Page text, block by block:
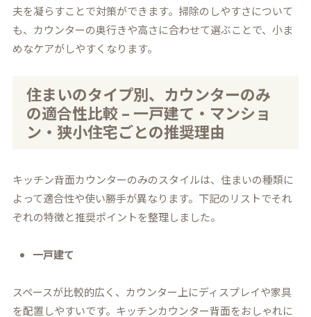
夫を凝らすことで対策ができます。掃除のしやすさについて
も、カウンターの奥行きや高さに合わせて選ぶことで、小ま
めなケアがしやすくなります。
住まいのタイプ別、カウンターのみ
の適合性比較 – 一戸建て・マンショ
ン・狭小住宅ごとの推奨理由
キッチン背面カウンターのみのスタイルは、住まいの種類に
よって適合性や使い勝手が異なります。下記のリストでそれ
ぞれの特徴と推奨ポイントを整理しました。
一戸建て
スペースが比較的広く、カウンター上にディスプレイや家具
を配置しやすいです。キッチンカウンター背面をおしゃれに